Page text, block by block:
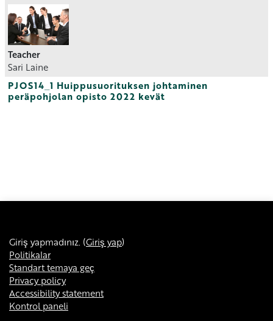
Teacher
Sari Laine
PJOS14_1 Huippusuorituksen johtaminen
peräpohjolan opisto 2022 kevät
Giriş yapmadınız. (Giriş yap)
Politikalar
Standart temaya geç
Privacy policy
Accessibility statement
Kontrol paneli